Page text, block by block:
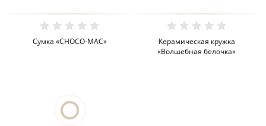
Сумка «CHOCO-MAC»
Керамическая кружка
«Волшебная белочка»